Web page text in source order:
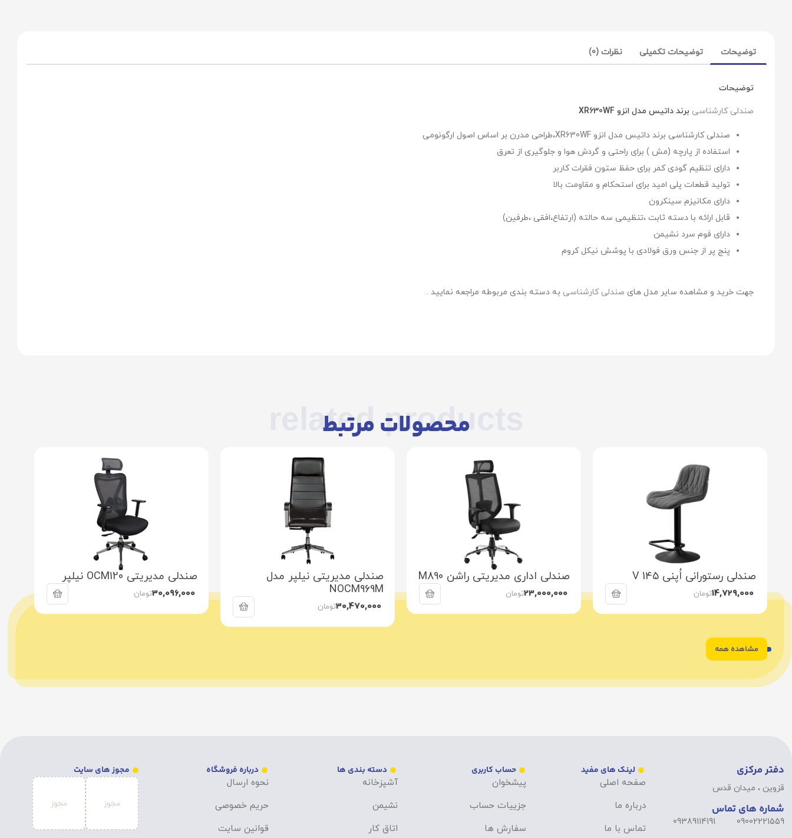
توضیحات توضیحات تکمیلی نظرات (0)
توضیحات
صندلی کارشناسی برند داتیس مدل انزو XR630WF
صندلی کارشناسی برند داتیس مدل انزو XR630WF،طراحی مدرن بر اساس اصول ارگونومی
استفاده از پارچه (مش ) برای راحتی و گردش هوا و جلوگیری از تعرق
دارای تنظیم گودی کمر برای حفظ ستون فقرات کاربر
تولید قطعات پلی امید برای استحکام و مقاومت بالا
دارای مکانیزم سینکرون
قابل ارائه با دسته ثابت ،تنظیمی سه حالته (ارتفاع،افقی ،طرفین)
دارای فوم سرد نشیمن
پنج پر از جنس ورق فولادی با پوشش نیکل کروم
جهت خرید و مشاهده سایر مدل های صندلی کارشناسی به دسته بندی مربوطه مراجعه نمایید .
related products
محصولات مرتبط
صندلی رستورانی اُپنی V 145
14,729,000تومان
صندلی اداری مدیریتی راشن M890
23,000,000تومان
صندلی مدیریتی نیلپر مدل
NOCM969M
30,470,000تومان
صندلی مدیریتی OCM120 نیلپر
30,096,000تومان
1
2
3
4 مشاهده همه
دفتر مرکزی
قزوین ، میدان قدس
شماره های تماس
09002221559
09389114191
لینک های مفید
صفحه اصلی
درباره ما
تماس با ما
حساب کاربری
پیشخوان
جزییات حساب
سفارش ها
دسته بندی ها
آشپزخانه
نشیمن
اتاق کار
درباره فروشگاه
نحوه ارسال
حریم خصوصی
قوانین سایت
مجوز های سایت